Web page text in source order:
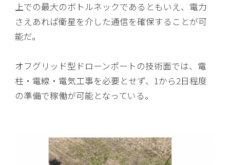
上での最大のボトルネックであるともいえ、電力
さえあれば衛星を介した通信を確保することが可
能だ。
オフグリッド型ドローンポートの技術面では、電
柱・電線・電気工事を必要とせず、1から2日程度
の準備で稼働が可能となっている。